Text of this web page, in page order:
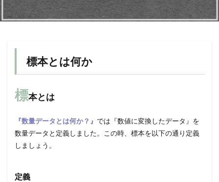
標本とは何か
標本とは
『数量データとは何か？』 では『数値に変換したデータ』を
数量データと定義しました。この時、標本を以下の通り定義
しましょう。
定義